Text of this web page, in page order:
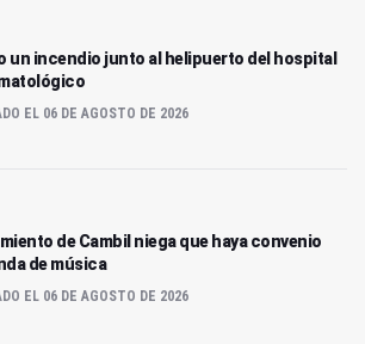
un incendio junto al helipuerto del hospital
EL 06 DE AGOSTO DE 2026
de Cambil niega que haya convenio
de música
EL 06 DE AGOSTO DE 2026